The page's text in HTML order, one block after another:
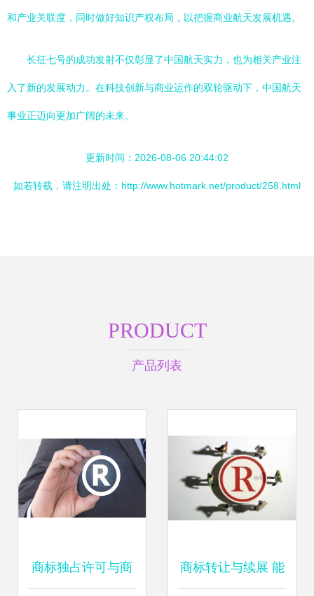
和产业关联度，同时做好知识产权布局，以把握商业航天发展机遇。
长征七号的成功发射不仅彰显了中国航天实力，也为相关产业注
入了新的发展动力。在科技创新与商业运作的双轮驱动下，中国航天
事业正迈向更加广阔的未来。
更新时间：2026-08-06 20:44:02
如若转载，请注明出处：http://www.hotmark.net/product/258.html
PRODUCT
产品列表
商标独占许可与商 商标转让与续展 能